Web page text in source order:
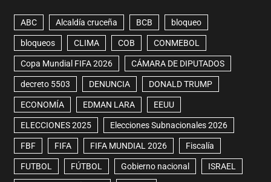
ABC Alcaldía cruceña BCB bloqueo
bloqueos CLIMA COB CONMEBOL
Copa Mundial FIFA 2026 CÁMARA DE DIPUTADOS
decreto 5503 DENUNCIA DONALD TRUMP
ECONOMÍA EDMAN LARA EEUU
ELECCIONES 2025 Elecciones Subnacionales 2026
FBF FIFA FIFA MUNDIAL 2026 Fiscalía
FUTBOL FÚTBOL Gobierno nacional ISRAEL